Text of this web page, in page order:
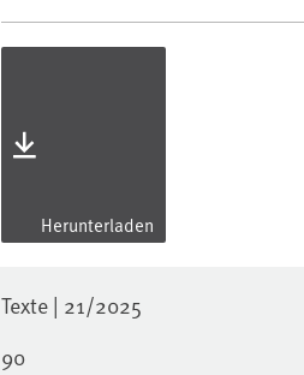
Herunterladen
Texte | 21/2025
90